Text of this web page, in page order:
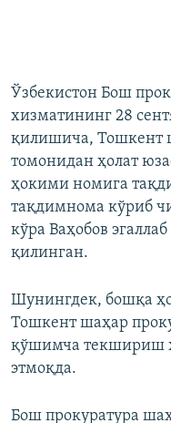
Ўзбекистон Бош
хизматининг 28
қилишича, Тошкент
томонидан ҳолат
ҳокими номига
тақдимнома кўриб
кўра Ваҳобов
қилинган.
Шунингдек, бошқа
Тошкент шаҳар
қўшимча текшириш
этмоқда.
Бош прокуратура